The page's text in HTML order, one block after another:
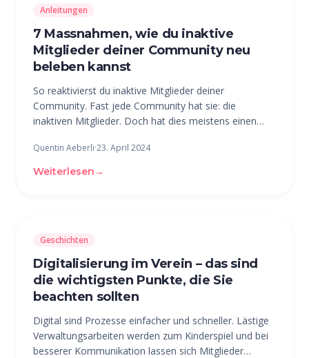
Anleitungen
7 Massnahmen, wie du inaktive
Mitglieder deiner Community neu
beleben kannst
So reaktivierst du inaktive Mitglieder deiner
Community. Fast jede Community hat sie: die
inaktiven Mitglieder. Doch hat dies meistens einen
sich die Mitglieder nicht mehr mit der Community
befassen. Kennen sie die Community
Quentin Aeberli·23. April 2024
Weiterlesen →
Geschichten
Digitalisierung im Verein – das sind
die wichtigsten Punkte, die Sie
beachten sollten
Digital sind Prozesse einfacher und schneller. Lästige
Verwaltungsarbeiten werden zum Kinderspiel und bei
besserer Kommunikation lassen sich Mitglieder